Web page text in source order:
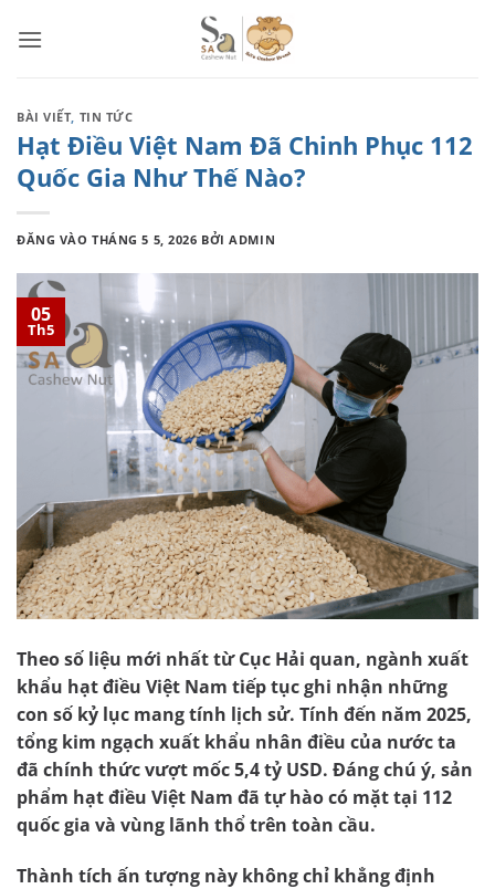
qua
BÀI VIẾT, TIN TỨC
Hạt Điều Việt Nam Đã Chinh Phục 112
Quốc Gia Như Thế Nào?
ĐĂNG VÀOTHÁNG 5 5, 2026 BỞIADMIN
05
Th5
Theo số liệu mới nhất từ Cục Hải quan, ngành xuất
khẩu hạt điều Việt Nam tiếp tục ghi nhận những
con số kỷ lục mang tính lịch sử. Tính đến năm 2025,
tổng kim ngạch xuất khẩu nhân điều của nước ta
đã chính thức vượt mốc 5,4 tỷ USD. Đáng chú ý, sản
phẩm hạt điều Việt Nam đã tự hào có mặt tại 112
quốc gia và vùng lãnh thổ trên toàn cầu.
Thành tích ấn tượng này không chỉ khẳng định